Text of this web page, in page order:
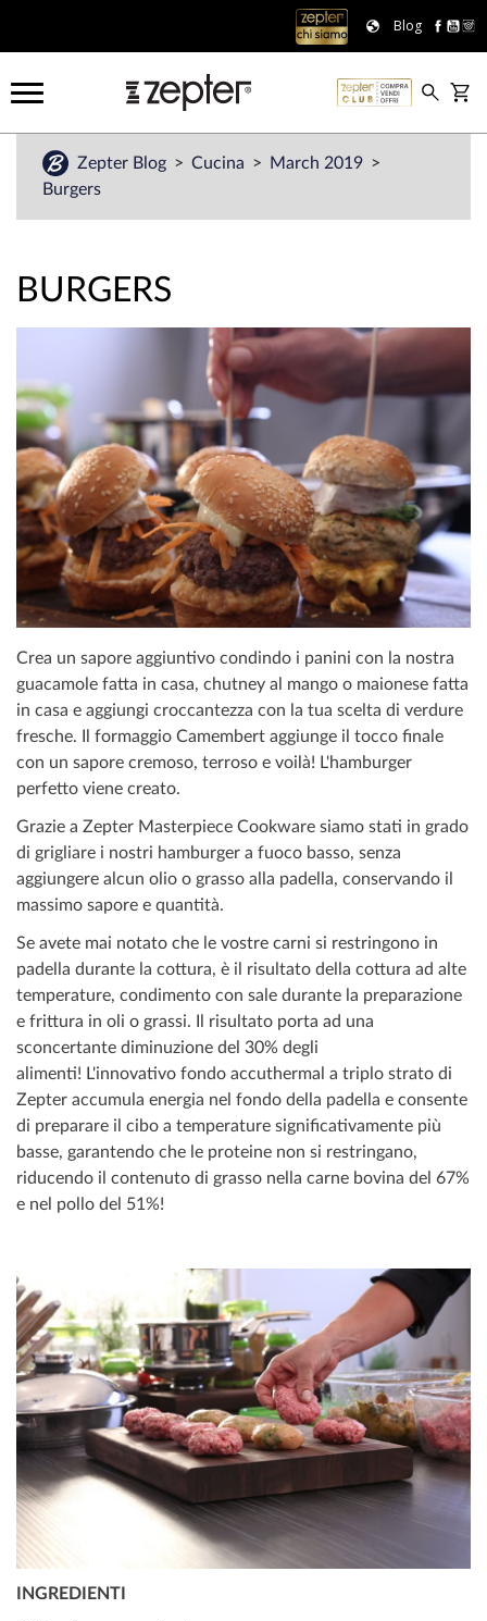
Blog
Zepter Blog Cucina
March 2019
Burgers
BURGERS
Crea un sapore aggiuntivo condindo i panini con la nostra
guacamole fatta in casa, chutney al mango o maionese fatta
in casa e aggiungi croccantezza con la tua scelta di verdure
fresche. Il formaggio Camembert aggiunge il tocco finale
con un sapore cremoso, terroso e voilà! L'hamburger
perfetto viene creato.
Grazie a Zepter Masterpiece Cookware siamo stati in grado
di grigliare i nostri hamburger a fuoco basso, senza
aggiungere alcun olio o grasso alla padella, conservando il
massimo sapore e quantità.
Se avete mai notato che le vostre carni si restringono in
padella durante la cottura, è il risultato della cottura ad alte
temperature, condimento con sale durante la preparazione
e frittura in oli o grassi. Il risultato porta ad una
sconcertante diminuzione del 30% degli
alimenti! L'innovativo fondo accuthermal a triplo strato di
Zepter accumula energia nel fondo della padella e consente
di preparare il cibo a temperature significativamente più
basse, garantendo che le proteine non si restringano,
riducendo il contenuto di grasso nella carne bovina del 67%
e nel pollo del 51%!
INGREDIENTI